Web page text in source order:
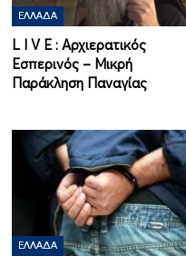
ΕΛΛΆΔΑ
L I V Ε : Αρχιερατικός
Εσπερινός – Μικρή
Παράκληση Παναγίας
ΕΛΛΆΔΑ